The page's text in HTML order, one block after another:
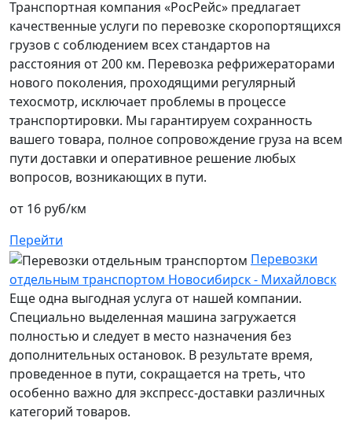
Транспортная компания «РосРейс» предлагает
качественные услуги по перевозке скоропортящихся
грузов с соблюдением всех стандартов на
расстояния от 200 км. Перевозка рефрижераторами
нового поколения, проходящими регулярный
техосмотр, исключает проблемы в процессе
транспортировки. Мы гарантируем сохранность
вашего товара, полное сопровождение груза на всем
пути доставки и оперативное решение любых
вопросов, возникающих в пути.
от 16 руб/км
Перейти
Перевозки
отдельным транспортом Новосибирск - Михайловск
Еще одна выгодная услуга от нашей компании.
Специально выделенная машина загружается
полностью и следует в место назначения без
дополнительных остановок. В результате время,
проведенное в пути, сокращается на треть, что
особенно важно для экспресс-доставки различных
категорий товаров.